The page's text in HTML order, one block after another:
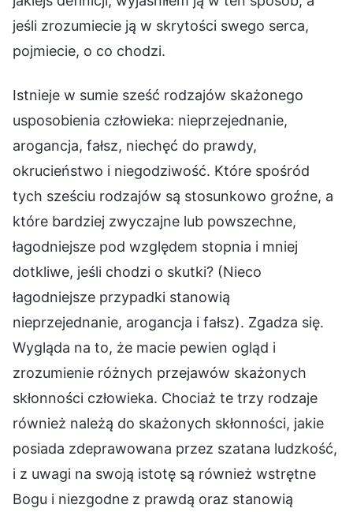
jeśli zrozumiecie ją w skrytości swego serca,
pojmiecie, o co chodzi.
Istnieje w sumie sześć rodzajów skażonego
usposobienia człowieka: nieprzejednanie,
arogancja, fałsz, niechęć do prawdy,
okrucieństwo i niegodziwość. Które spośród
tych sześciu rodzajów są stosunkowo groźne, a
które bardziej zwyczajne lub powszechne,
łagodniejsze pod względem stopnia i mniej
dotkliwe, jeśli chodzi o skutki? (Nieco
łagodniejsze przypadki stanowią
nieprzejednanie, arogancja i fałsz). Zgadza się.
Wygląda na to, że macie pewien ogląd i
zrozumienie różnych przejawów skażonych
skłonności człowieka. Chociaż te trzy rodzaje
również należą do skażonych skłonności, jakie
posiada zdeprawowana przez szatana ludzkość,
i z uwagi na swoją istotę są również wstrętne
Bogu i niezgodne z prawdą oraz stanowią